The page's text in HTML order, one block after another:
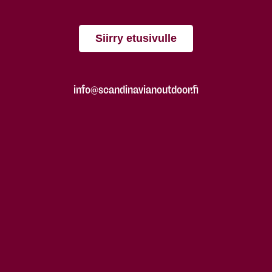
Siirry etusivulle
info@scandinavianoutdoor.fi